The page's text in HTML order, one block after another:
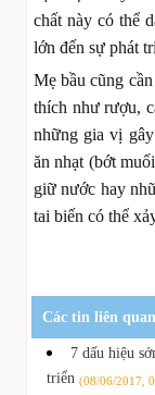
chất này có thể
lớn đến sự phát
Mẹ bầu cũng
thích như rượu,
những gia vị
ăn nhạt (bớt
giữ nước hay
tai biến có thể
Các tin liên
7 dấu hiệu
triển (08/06/2017,